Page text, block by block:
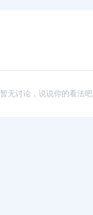
暂无讨论，说说你的看法吧